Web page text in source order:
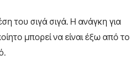
του σιγά σιγά. Η ανάγκη για
μπορεί να είναι έξω από το